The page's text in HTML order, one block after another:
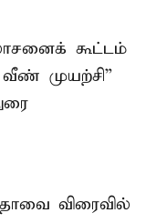
கூட்டம்
முயற்சி”
விரைவில்